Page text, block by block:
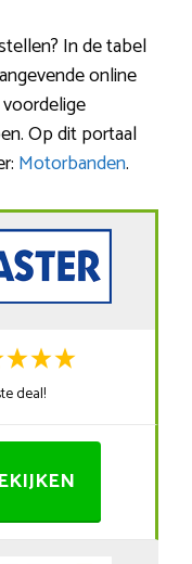
In de tabel
online
Op dit portaal
Motorbanden.
deal!